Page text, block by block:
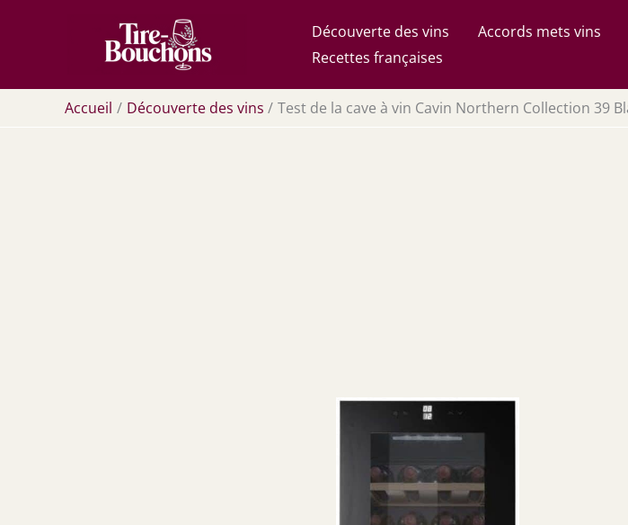
Découverte des vins Accords mets vins
Recettes françaises
Accueil Découverte des vins Test de la cave à vin Cavin Northern Collection 39